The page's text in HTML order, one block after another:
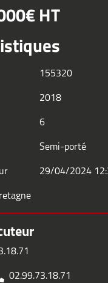
HT
155320
2018
6
Semi-porté
29/04/2024
02.99.73.18.71